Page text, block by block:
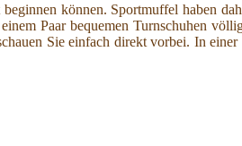
können. Sportmuffel haben
Paar bequemen Turnschuhen
Sie einfach direkt vorbei. In